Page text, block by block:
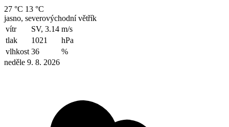
27 °C 13 °C
jasno, severovýchodní větřík
vítr
SV, 3.14 m/s
tlak
1021
hPa
vlhkost 36
%
neděle 9. 8. 2026